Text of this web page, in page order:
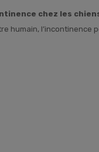
chez les
humain, l’incontinence